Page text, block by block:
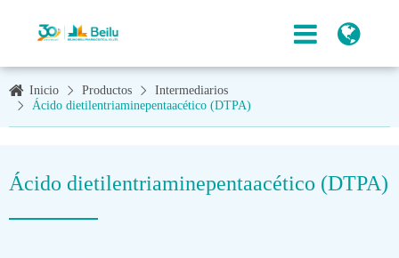
Inicio Productos
Intermediarios
Ácido dietilentriaminepentaacético (DTPA)
Ácido dietilentriaminepentaacético (DTPA)